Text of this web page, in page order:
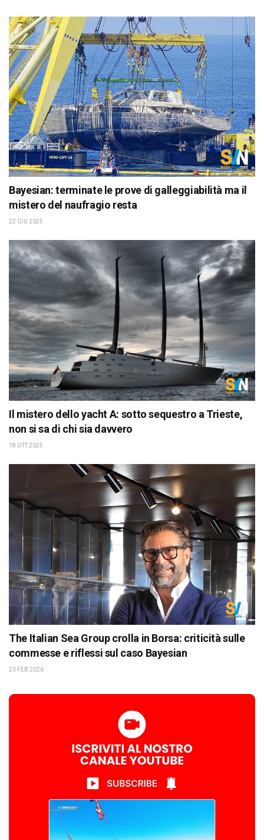
Bayesian: terminate le prove di galleggiabilità ma il
mistero del naufragio resta
22 GIU 2025
Il mistero dello yacht A: sotto sequestro a Trieste,
non si sa di chi sia davvero
18 OTT 2025
The Italian Sea Group crolla in Borsa: criticità sulle
commesse e riflessi sul caso Bayesian
23 FEB 2026